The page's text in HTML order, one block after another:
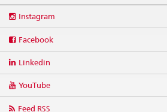
media
Instagram
Facebook
Linkedin
YouTube
Feed RSS